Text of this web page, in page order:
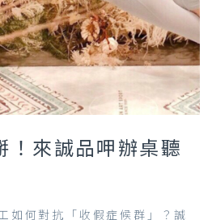
！來誠品呷辦桌聽
如何對抗「收假症候群」？誠